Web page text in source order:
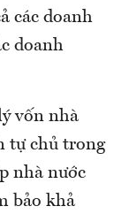
các doanh
doanh
vốn nhà
tự chủ trong
nhà nước
bảo khả